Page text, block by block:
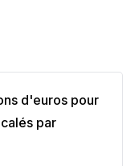
d'euros pour
par